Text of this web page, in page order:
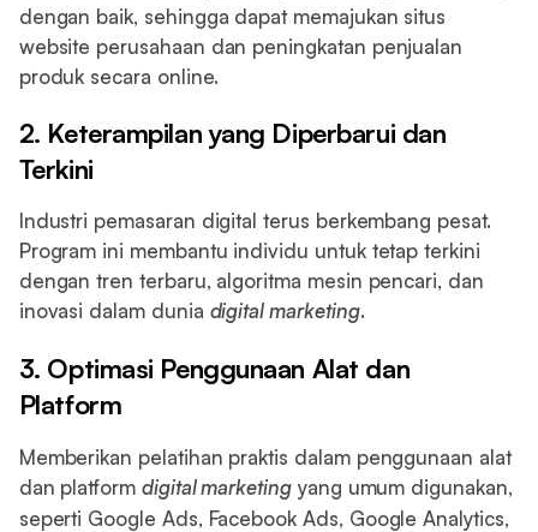
dengan baik, sehingga dapat memajukan situs
website perusahaan dan peningkatan penjualan
produk secara online.
2. Keterampilan yang Diperbarui dan
Terkini
Industri pemasaran digital terus berkembang pesat.
Program ini membantu individu untuk tetap terkini
dengan tren terbaru, algoritma mesin pencari, dan
inovasi dalam dunia digital marketing.
3. Optimasi Penggunaan Alat dan
Platform
Memberikan pelatihan praktis dalam penggunaan alat
dan platform digital marketingyang umum digunakan,
seperti Google Ads, Facebook Ads, Google Analytics,